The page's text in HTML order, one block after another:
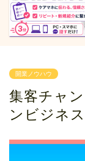
開業ノウハウ
集客チャ
ンビジネ